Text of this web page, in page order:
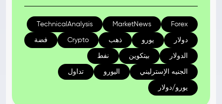
Forex
MarketNews
TechnicalAnalysis
دولار يورو ذهب Crypto فضة
الدولار بيتكوين نفط
الجنيه الإسترليني اليورو تداول
يورو/دولار